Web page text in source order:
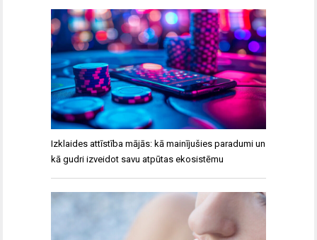
Izklaides attīstība mājās: kā mainījušies paradumi un
kā gudri izveidot savu atpūtas ekosistēmu